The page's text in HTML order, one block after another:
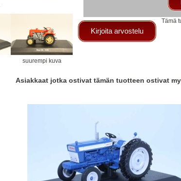
suurempi kuva
Kirjoita arvostelu
Tämä
Asiakkaat jotka ostivat tämän tuotteen ostivat